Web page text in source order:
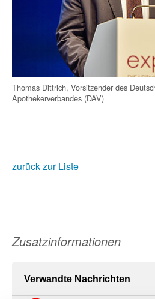
Thomas Dittrich, Vorsitzender des
Apothekerverbandes (DAV)
zurück zur Liste
Zusatzinformationen
Verwandte Nachrichten